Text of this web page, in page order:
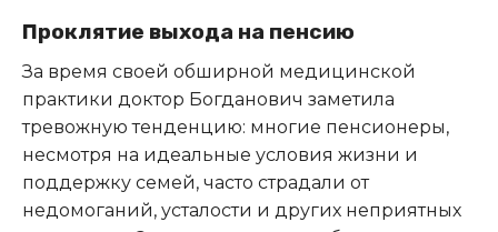
Проклятие выхода на пенсию
За время своей обширной медицинской
практики доктор Богданович заметила
тревожную тенденцию: многие пенсионеры,
несмотря на идеальные условия жизни и
поддержку семей, часто страдали от
недомоганий, усталости и других неприятных